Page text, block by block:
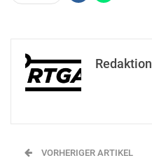
Redaktion
VORHERIGER ARTIKEL